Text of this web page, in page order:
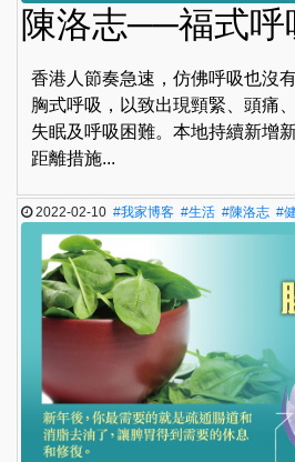
陳洛志──福式呼
香港人節奏急速，仿佛呼吸也沒
胸式呼吸，以致出現頸緊、頭痛
失眠及呼吸困難。本地持續新增
距離措施...
2022-02-10#我家博客 #生活 #陳洛志 #